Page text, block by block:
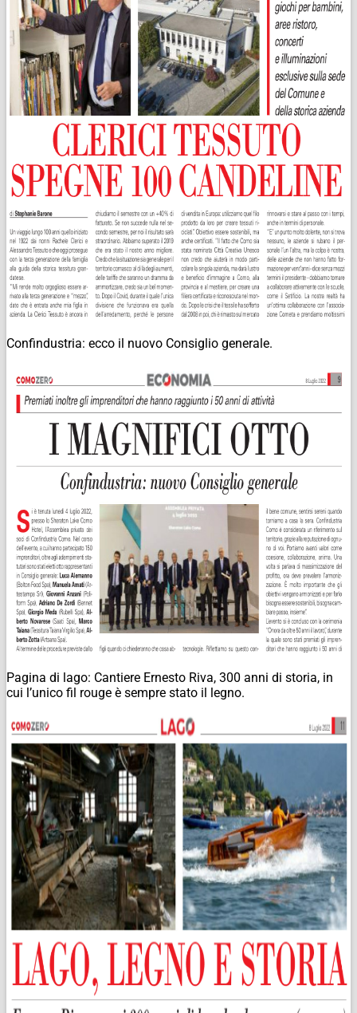
Confindustria: ecco il nuovo Consiglio generale.
Pagina di lago: Cantiere Ernesto Riva, 300 anni di storia, in
cui l’unico fil rouge è sempre stato il legno.